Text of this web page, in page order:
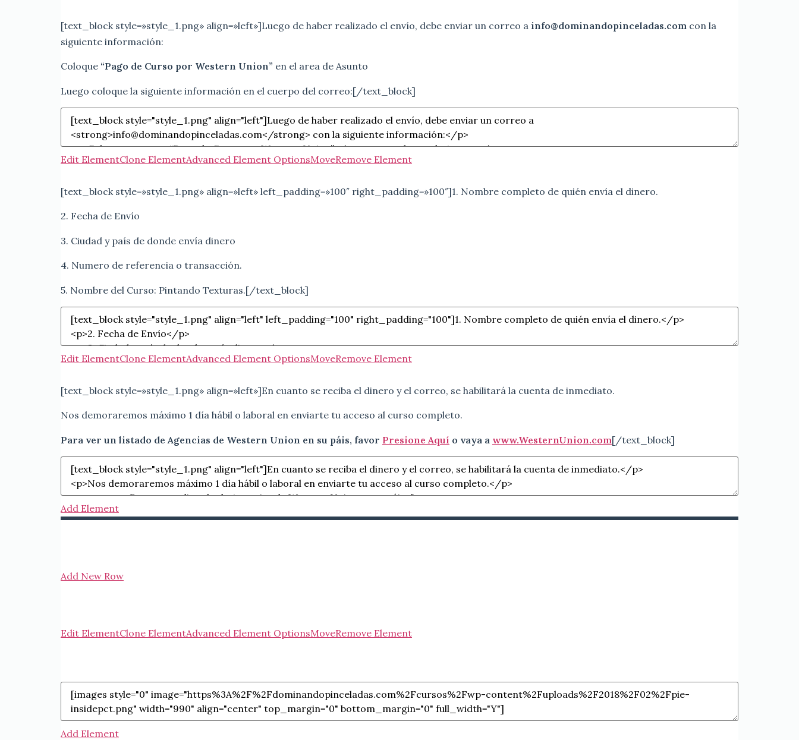
[text_block style=»style_1.png» align=»left»]Luego de haber realizado el envío, debe enviar un correo a info@dominandopinceladas.com con la
siguiente información:
Coloque “Pago de Curso por Western Union” en el area de Asunto
Luego coloque la siguiente información en el cuerpo del correo:[/text_block]
Edit ElementClone ElementAdvanced Element OptionsMoveRemove Element
[text_block style=»style_1.png» align=»left» left_padding=»100″ right_padding=»100″]1. Nombre completo de quién envía el dinero.
2. Fecha de Envío
3. Ciudad y país de donde envía dinero
4. Numero de referencia o transacción.
5. Nombre del Curso: Pintando Texturas.[/text_block]
Edit ElementClone ElementAdvanced Element OptionsMoveRemove Element
[text_block style=»style_1.png» align=»left»]En cuanto se reciba el dinero y el correo, se habilitará la cuenta de inmediato.
Nos demoraremos máximo 1 día hábil o laboral en enviarte tu acceso al curso completo.
Para ver un listado de Agencias de Western Union en su páis, favor Presione Aquí o vaya a www.WesternUnion.com[/text_block]
Add Element
Add New Row
Edit ElementClone ElementAdvanced Element OptionsMoveRemove Element
Add Element